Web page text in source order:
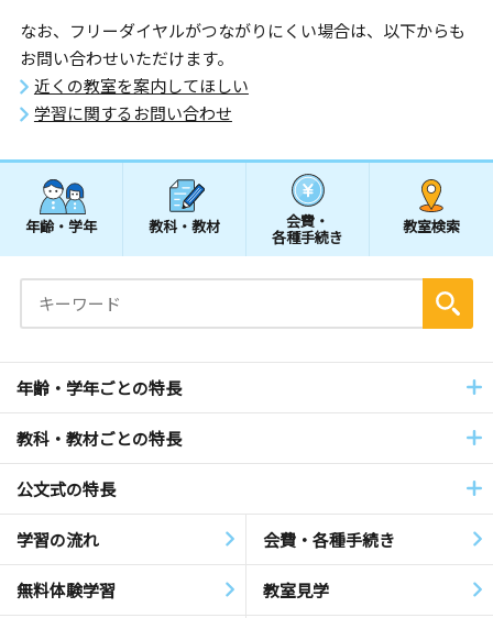
なお、フリーダイヤルがつながりにくい場合は、以下からも
お問い合わせいただけます。
近くの教室を案内してほしい
学習に関するお問い合わせ
年齢・学年 教科・教材 会費・
各種手続き
教室検索
年齢・学年ごとの特長
教科・教材ごとの特長
公文式の特長
学習の流れ 会費・各種手続き
無料体験学習 教室見学